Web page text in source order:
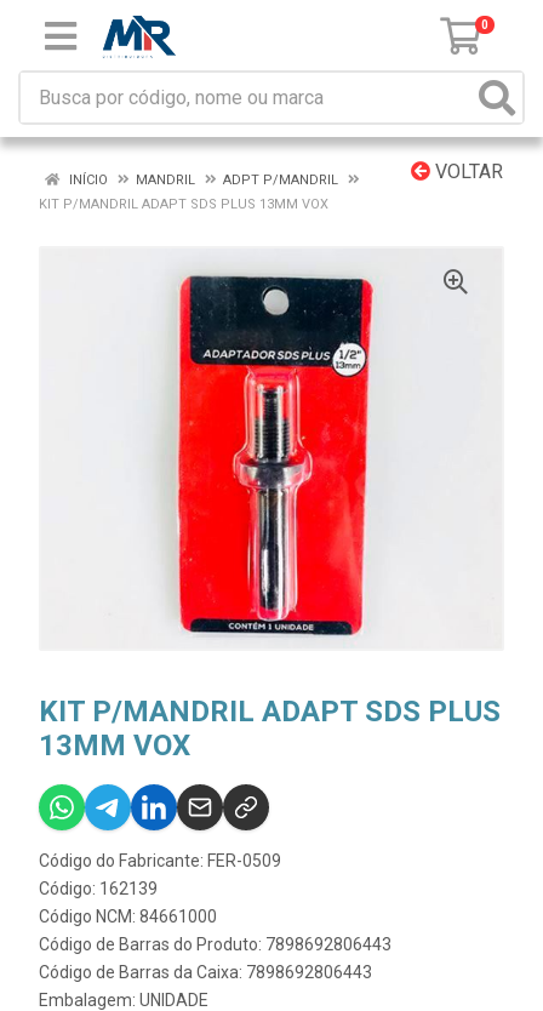
0
VOLTAR
INÍCIO MANDRIL
ADPT P/MANDRIL
KIT P/MANDRIL ADAPT SDS PLUS 13MM VOX
KIT P/MANDRIL ADAPT SDS PLUS
13MM VOX
Código do Fabricante: FER-0509
Código: 162139
Código NCM: 84661000
Código de Barras do Produto: 7898692806443
Código de Barras da Caixa: 7898692806443
Embalagem: UNIDADE